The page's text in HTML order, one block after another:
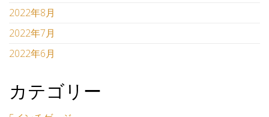
2022年8月
2022年7月
2022年6月
カテゴリー